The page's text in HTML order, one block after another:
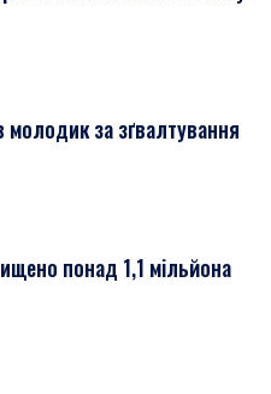
молодик за зґвалтування
понад 1,1 мільйона